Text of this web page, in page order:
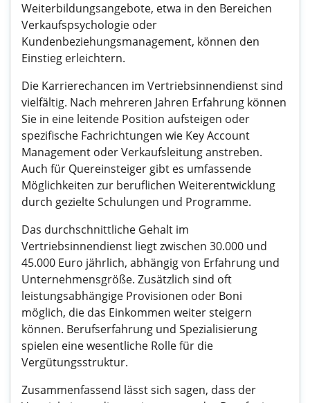
Weiterbildungsangebote, etwa in den Bereichen
Verkaufspsychologie oder
Kundenbeziehungsmanagement, können den
Einstieg erleichtern.
Die Karrierechancen im Vertriebsinnendienst sind
vielfältig. Nach mehreren Jahren Erfahrung können
Sie in eine leitende Position aufsteigen oder
spezifische Fachrichtungen wie Key Account
Management oder Verkaufsleitung anstreben.
Auch für Quereinsteiger gibt es umfassende
Möglichkeiten zur beruflichen Weiterentwicklung
durch gezielte Schulungen und Programme.
Das durchschnittliche Gehalt im
Vertriebsinnendienst liegt zwischen 30.000 und
45.000 Euro jährlich, abhängig von Erfahrung und
Unternehmensgröße. Zusätzlich sind oft
leistungsabhängige Provisionen oder Boni
möglich, die das Einkommen weiter steigern
können. Berufserfahrung und Spezialisierung
spielen eine wesentliche Rolle für die
Vergütungsstruktur.
Zusammenfassend lässt sich sagen, dass der